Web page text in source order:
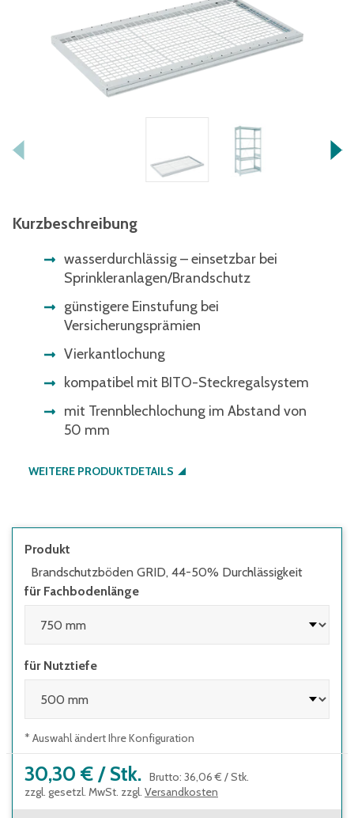
Kurzbeschreibung
wasserdurchlässig – einsetzbar bei
Sprinkleranlagen/Brandschutz
günstigere Einstufung bei
Versicherungsprämien
Vierkantlochung
kompatibel mit BITO-Steckregalsystem
mit Trennblechlochung im Abstand von
50 mm
WEITERE PRODUKTDETAILS
Produkt
Brandschutzböden GRID, 44-50% Durchlässigkeit
für Fachbodenlänge
für Nutztiefe
* Auswahl ändert Ihre Konfiguration
30,30 € / Stk. Brutto: 36,06 € /Stk.
zzgl. gesetzl. MwSt. zzgl. Versandkosten